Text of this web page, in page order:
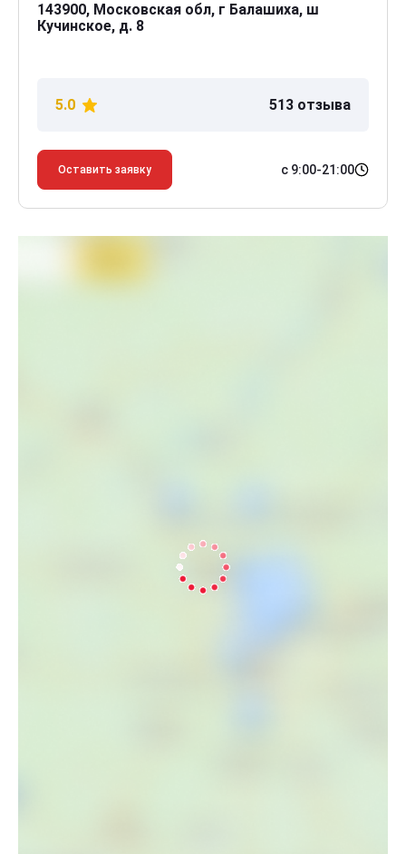
143900, Московская обл, г Балашиха, ш
Кучинское, д. 8
5.0 513 отзыва
Оставить заявку с 9:00-21:00